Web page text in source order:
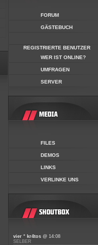
FORUM
GÄSTEBUCH
REGISTRIERTE BENUTZER
WER IST ONLINE?
UMFRAGEN
SERVER
FILES
DEMOS
LINKS
VERLINKE UNS
vier ° kr4tos @ 14:08
SELBER